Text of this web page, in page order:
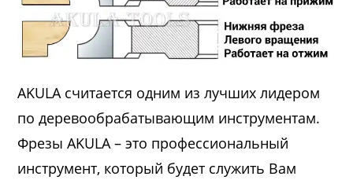
AKULA считается одним из лучших лидером
по деревообрабатывающим инструментам.
Фрезы AKULA – это профессиональный
инструмент, который будет служить Вам